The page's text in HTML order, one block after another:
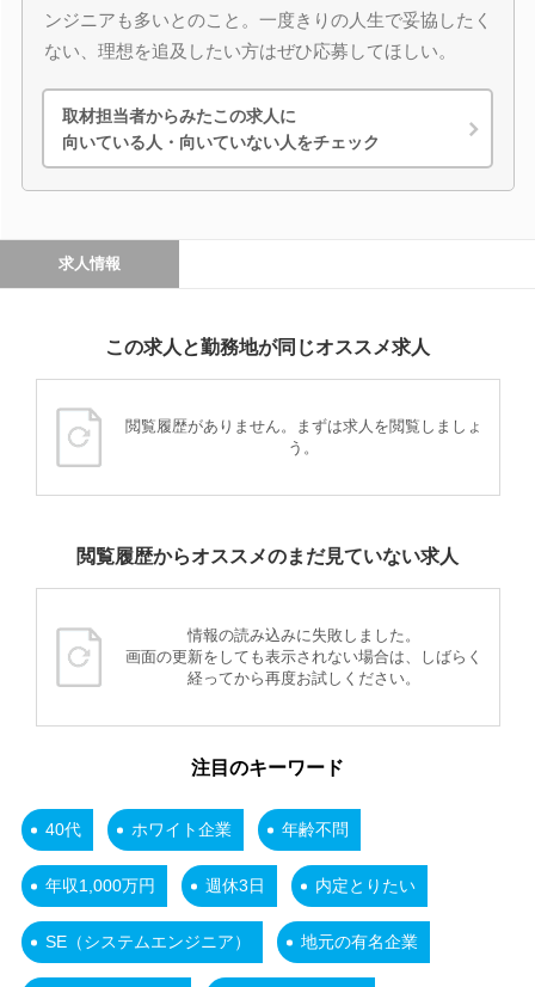
ンジニアも多いとのこと。一度きりの人生で妥協したく
ない、理想を追及したい方はぜひ応募してほしい。
取材担当者からみたこの求人に
向いている人・向いていない人をチェック
求人情報
この求人と勤務地が同じオススメ求人
閲覧履歴がありません。まずは求人を閲覧しましょ
う。
閲覧履歴からオススメのまだ見ていない求人
情報の読み込みに失敗しました。
画面の更新をしても表示されない場合は、しばらく
経ってから再度お試しください。
注目のキーワード
40代 ホワイト企業 年齢不問
年収1,000万円 週休3日 内定とりたい
SE（システムエンジニア） 地元の有名企業